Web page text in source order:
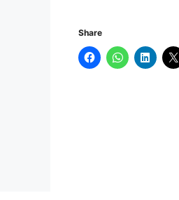
Share